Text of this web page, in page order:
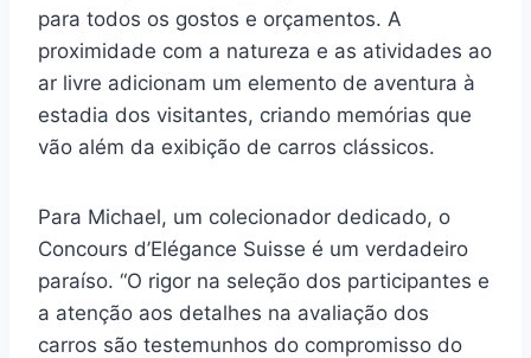
para todos os gostos e orçamentos. A
proximidade com a natureza e as atividades ao
ar livre adicionam um elemento de aventura à
estadia dos visitantes, criando memórias que
vão além da exibição de carros clássicos.
Para Michael, um colecionador dedicado, o
Concours d’Elégance Suisse é um verdadeiro
paraíso. “O rigor na seleção dos participantes e
a atenção aos detalhes na avaliação dos
carros são testemunhos do compromisso do